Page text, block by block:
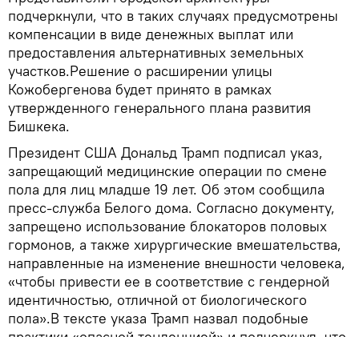
подчеркнули, что в таких случаях предусмотрены
компенсации в виде денежных выплат или
предоставления альтернативных земельных
участков.Решение о расширении улицы
Кожобергенова будет принято в рамках
утвержденного генерального плана развития
Бишкека.
Президент США Дональд Трамп подписал указ,
запрещающий медицинские операции по смене
пола для лиц младше 19 лет. Об этом сообщила
пресс-служба Белого дома. Согласно документу,
запрещено использование блокаторов половых
гормонов, а также хирургические вмешательства,
направленные на изменение внешности человека,
«чтобы привести ее в соответствие с гендерной
идентичностью, отличной от биологического
пола».В тексте указа Трамп назвал подобные